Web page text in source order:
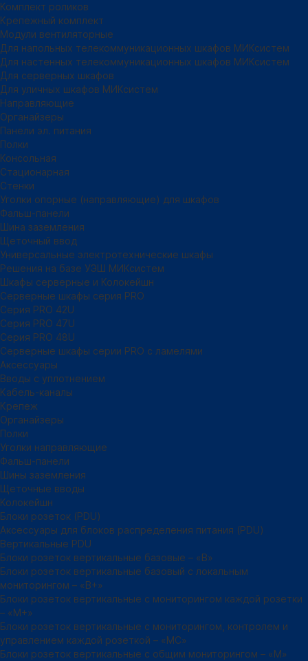
Комплект роликов
Крепежный комплект
Модули вентиляторные
Для напольных телекоммуникационных шкафов МИКсистем
Для настенных телекоммуникационных шкафов МИКсистем
Для серверных шкафов
Для уличных шкафов МИКсистем
Направляющие
Органайзеры
Панели эл. питания
Полки
Консольная
Стационарная
Стенки
Уголки опорные (направляющие) для шкафов
Фальш-панели
Шина заземления
Щеточный ввод
Универсальные электротехнические шкафы
Решения на базе УЭШ МИКсистем
Шкафы серверные и Колокейшн
Серверные шкафы серия PRO
Серия PRO 42U
Серия PRO 47U
Серия PRO 48U
Серверные шкафы серии PRO с ламелями
Аксессуары
Вводы с уплотнением
Кабель-каналы
Крепеж
Органайзеры
Полки
Уголки направляющие
Фальш-панели
Шины заземления
Щеточные вводы
Колокейшн
Блоки розеток (PDU)
Аксессуары для блоков распределения питания (PDU)
Вертикальные PDU
Блоки розеток вертикальные базовые – «В»
Блоки розеток вертикальные базовый с локальным
мониторингом – «В+»
Блоки розеток вертикальные с мониторингом каждой розетки
– «М+»
Блоки розеток вертикальные с мониторингом, контролем и
управлением каждой розеткой – «МС»
Блоки розеток вертикальные с общим мониторингом – «М»